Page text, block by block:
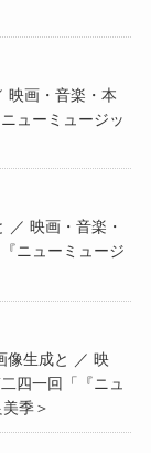
映画・音楽・本
ューミュージッ
／ 映画・音楽・
ニューミュージ
像生成と ／ 映
四一回「『ニュ
季＞